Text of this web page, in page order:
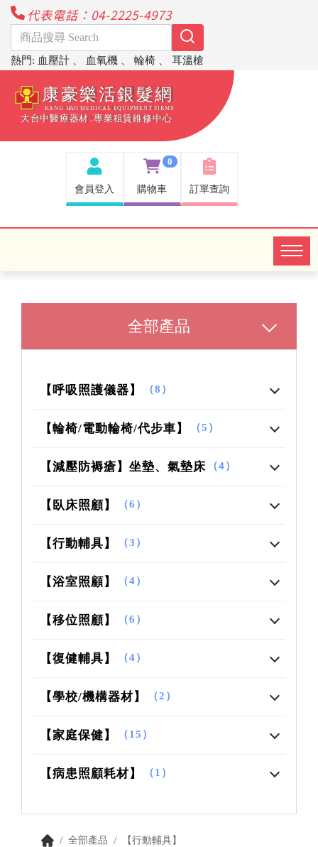
代表電話：04-2225-4973
熱門: 血壓計 血氧機 輪椅 耳溫槍
會員登入
0
購物車 訂單查詢
全部產品
【呼吸照護儀器】 （8）
【輪椅/電動輪椅/代步車】 （5）
【減壓防褥瘡】坐墊、氣墊床 （4）
【臥床照顧】 （6）
【行動輔具】 （3）
【浴室照顧】 （4）
【移位照顧】 （6）
【復健輔具】 （4）
【學校/機構器材】 （2）
【家庭保健】 （15）
【病患照顧耗材】 （1）
全部產品
【行動輔具】